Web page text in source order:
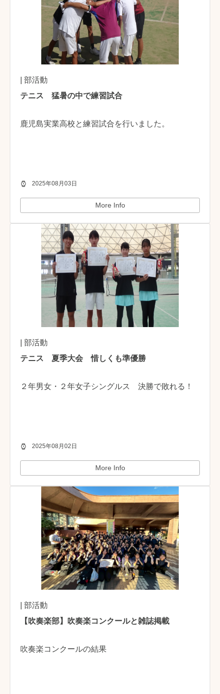
| 部活動
テニス 猛暑の中で練習試合
鹿児島実業高校と練習試合を行いました。
2025年08月03日
More Info
| 部活動
テニス 夏季大会 惜しくも準優勝
２年男女・２年女子シングルス 決勝で敗れる！
2025年08月02日
More Info
| 部活動
【吹奏楽部】吹奏楽コンクールと雑誌掲載
吹奏楽コンクールの結果